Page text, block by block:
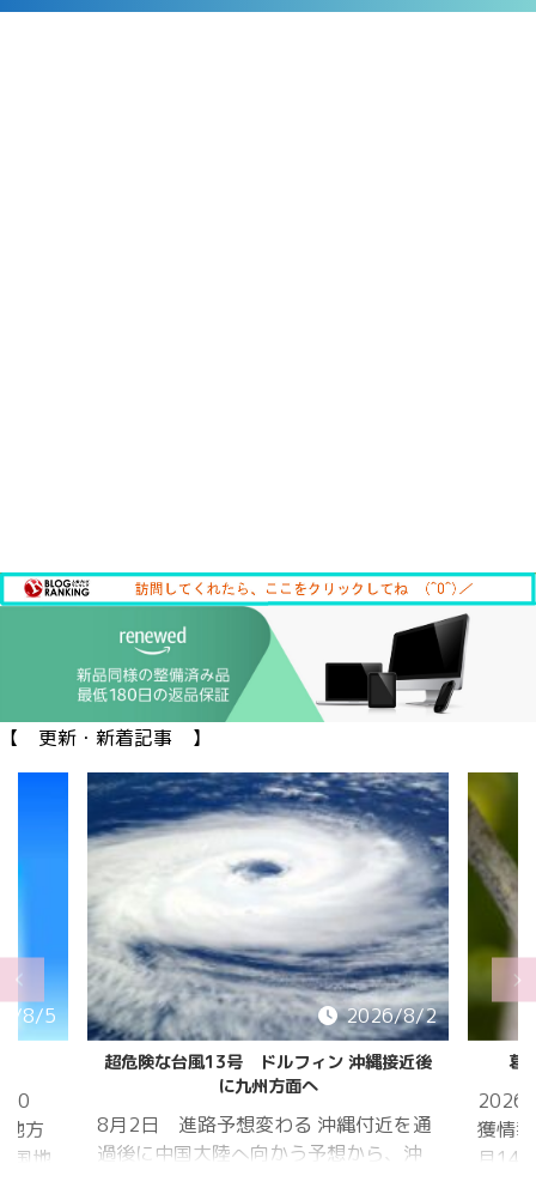
【 更新・新着記事 】
8/5
20
方
国地
2026/8/2
超危険な台風13号 ドルフィン 沖縄接近後
に九州方面へ
8月2日 進路予想変わる 沖縄付近を通
過後に中国大陸へ向かう予想から、沖
葛
2026
獲情
月14